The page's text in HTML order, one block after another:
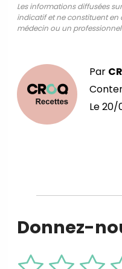
Les informations diffusées
indicatif et ne constituent en
médecin ou un
Par
Le20/
Donnez-